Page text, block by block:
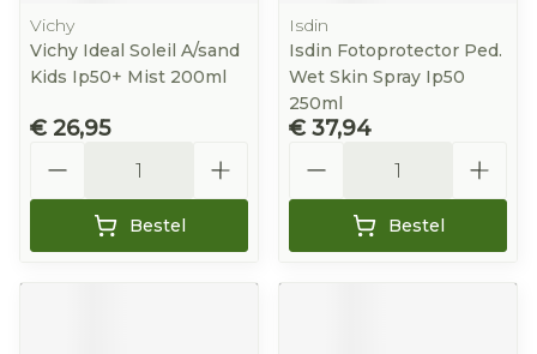
Vichy
Vichy Ideal Soleil A/sand
Kids Ip50+ Mist 200ml
€ 26,95
Bestel
Isdin
Isdin Fotoprotector Ped.
Wet Skin Spray Ip50
250ml
€ 37,94
Bestel